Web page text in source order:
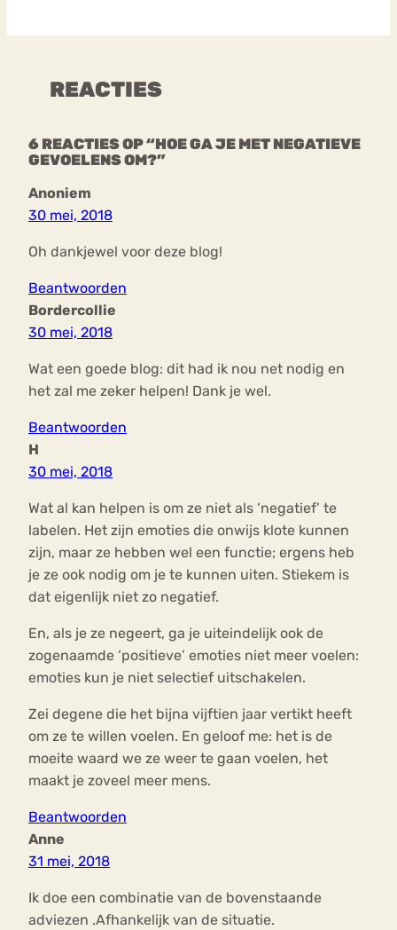
REACTIES
6 REACTIES OP “HOE GA JE MET NEGATIEVE
GEVOELENS OM?”
Anoniem
30 mei, 2018
Oh dankjewel voor deze blog!
Beantwoorden
Bordercollie
30 mei, 2018
Wat een goede blog: dit had ik nou net nodig en
het zal me zeker helpen! Dank je wel.
Beantwoorden
H
30 mei, 2018
Wat al kan helpen is om ze niet als ‘negatief’ te
labelen. Het zijn emoties die onwijs klote kunnen
zijn, maar ze hebben wel een functie; ergens heb
je ze ook nodig om je te kunnen uiten. Stiekem is
dat eigenlijk niet zo negatief.
En, als je ze negeert, ga je uiteindelijk ook de
zogenaamde ‘positieve’ emoties niet meer voelen:
emoties kun je niet selectief uitschakelen.
Zei degene die het bijna vijftien jaar vertikt heeft
om ze te willen voelen. En geloof me: het is de
moeite waard we ze weer te gaan voelen, het
maakt je zoveel meer mens.
Beantwoorden
Anne
31 mei, 2018
Ik doe een combinatie van de bovenstaande
adviezen .Afhankelijk van de situatie.